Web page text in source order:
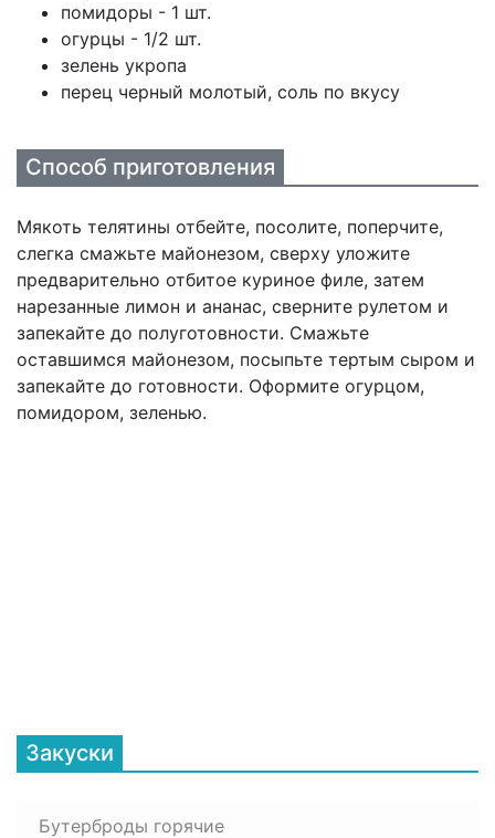
помидоры - 1 шт.
огурцы - 1/2 шт.
зелень укропа
перец черный молотый, соль по вкусу
Способ приготовления
Мякоть телятины отбейте, посолите, поперчите,
слегка смажьте майонезом, сверху уложите
предварительно отбитое куриное филе, затем
нарезанные лимон и ананас, сверните рулетом и
запекайте до полуготовности. Смажьте
оставшимся майонезом, посыпьте тертым сыром и
запекайте до готовности. Оформите огурцом,
помидором, зеленью.
Закуски
Бутерброды горячие